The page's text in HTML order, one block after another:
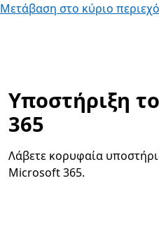
Μετάβαση στο κύριο
Υποστήριξη
365
Λάβετε κορυφαία
Microsoft 365.